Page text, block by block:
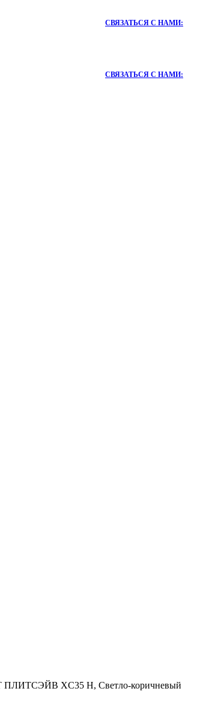
СВЯЗАТЬСЯ С НАМИ:
СВЯЗАТЬСЯ С НАМИ:
ПЛИТСЭЙВ XC35 Н, Светло-коричневый